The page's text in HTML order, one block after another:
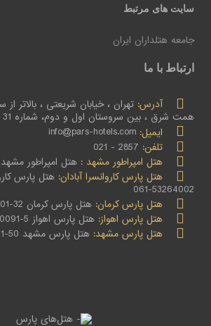
سایت های مرتبط
جامعه هتلداران ایران
ارتباط با ما
آدرس: تهران ، خیابان شریعتی ، بالاتر
همت شرق ، بین سروستان اول و دوم، شماره 31
ایمیل:
تلفن:
هتل امپراطور مشهد : هتل امپراطور مشهد 19-38556918-051
هتل پارس کاروانسرا آبادان:
53264002-061
هتل پارس کرمان: هتل پارس کرمان 32-32119301-034
هتل پارس اهواز: هتل پارس اهواز 5-32220091-061
هتل پارس مشهد: هتل پارس مشهد 50-38689201-051